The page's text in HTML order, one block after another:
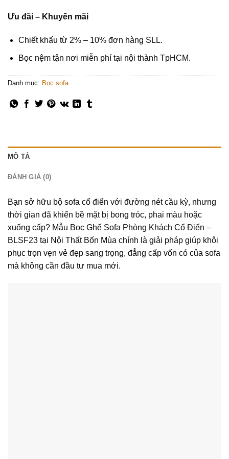
Ưu đãi – Khuyến mãi
Chiết khấu từ 2% – 10% đơn hàng SLL.
Bọc nệm tận nơi miễn phí tại nội thành TpHCM.
Danh mục: Bọc sofa
MÔ TẢ
ĐÁNH GIÁ (0)
Bạn sở hữu bộ sofa cổ điển với đường nét cầu kỳ, nhưng
thời gian đã khiến bề mặt bị bong tróc, phai màu hoặc
xuống cấp? Mẫu Bọc Ghế Sofa Phòng Khách Cổ Điển –
BLSF23 tại Nội Thất Bốn Mùa chính là giải pháp giúp khôi
phục trọn vẹn vẻ đẹp sang trọng, đẳng cấp vốn có của sofa
mà không cần đầu tư mua mới.